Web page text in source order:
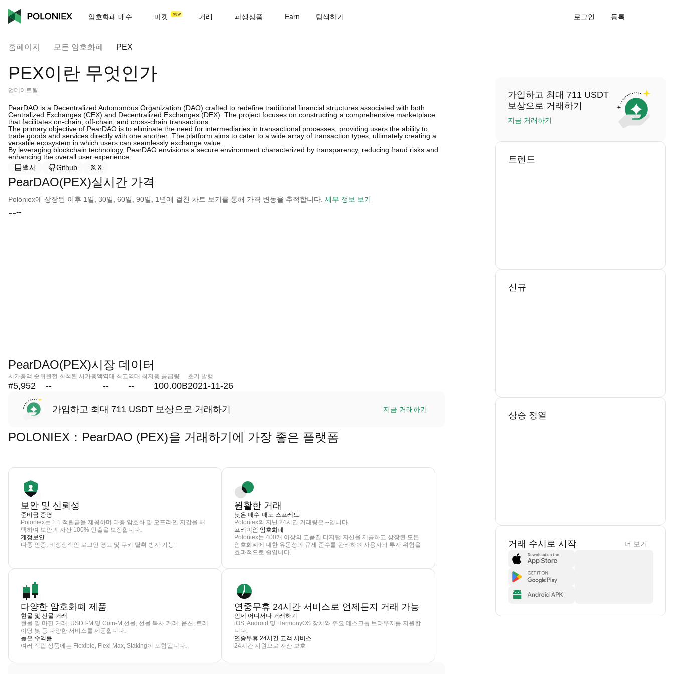
암호화폐 매수 마켓 거래 파생상품 Earn 탐색하기 로그인 등록
홈페이지 모든 암호화폐 PEX
PEX이란 무엇인가
업데이트됨:
PearDAO is a Decentralized Autonomous Organization (DAO) crafted to redefine traditional financial structures associated with both
Centralized Exchanges (CEX) and Decentralized Exchanges (DEX). The project focuses on constructing a comprehensive marketplace
that facilitates on-chain, off-chain, and cross-chain transactions.
The primary objective of PearDAO is to eliminate the need for intermediaries in transactional processes, providing users the ability to
trade goods and services directly with one another. The platform aims to cater to a wide array of transaction types, ultimately creating a
versatile ecosystem in which users can seamlessly exchange value.
By leveraging blockchain technology, PearDAO envisions a secure environment characterized by transparency, reducing fraud risks and
enhancing the overall user experience.
백서
Github X
PearDAO(PEX)실시간 가격
Poloniex에 상장된 이후 1일, 30일, 60일, 90일, 1년에 걸친 차트 보기를 통해 가격 변동을 추적합니다. 세부 정보 보기
----
PearDAO(PEX)시장 데이터
시가총액 순위
#5,952
완전 희석된 시가총액
--
역대 최고
--
역대 최저
--
총 공급량
100.00B
초기 발행
2021-11-26
가입하고 최대 711 USDT 보상으로 거래하기 지금 거래하기
POLONIEX：PearDAO (PEX)을 거래하기에 가장 좋은 플랫폼
보안 및 신뢰성
준비금 증명
Poloniex는 1:1 적립금을 제공하며 다층 암호화 및 오프라인 지갑을 채
택하여 보안과 자산 100% 인출을 보장합니다.
계정보안
다중 인증, 비정상적인 로그인 경고 및 쿠키 탈취 방지 기능
원활한 거래
낮은 매수-매도 스프레드
Poloniex의 지난 24시간 거래량은 --입니다.
프리미엄 암호화폐
Poloniex는 400개 이상의 고품질 디지털 자산을 제공하고 상장된 모든
암호화폐에 대한 유동성과 규제 준수를 관리하여 사용자의 투자 위험을
효과적으로 줄입니다.
다양한 암호화폐 제품
현물 및 선물 거래
현물 및 마진 거래, USDT-M 및 Coin-M 선물, 선물 복사 거래, 옵션, 트레
이딩 봇 등 다양한 서비스를 제공합니다.
높은 수익률
여러 적립 상품에는 Flexible, Flexi Max, Staking이 포함됩니다.
연중무휴 24시간 서비스로 언제든지 거래 가능
언제 어디서나 거래하기
iOS, Android 및 HarmonyOS 장치와 주요 데스크톱 브라우저를 지원합
니다.
연중무휴 24시간 고객 서비스
24시간 지원으로 자산 보호
가입하고 최대 711 USDT
보상으로 거래하기
지금 거래하기
트렌드
신규
상승 정열
거래 수시로 시작 더 보기